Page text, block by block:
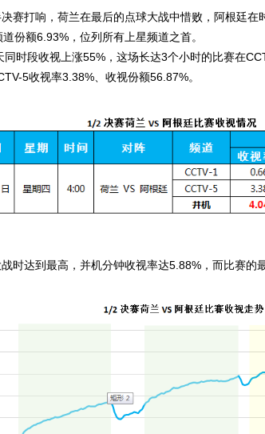
打响，荷兰在最后的点球大战中惜败，阿根廷在
份额6.93%，位列所有上星频道之首。
段收视上涨55%，这场长达3个小时的比赛在
5收视率3.38%、收视份额56.87%。
达到最高，并机分钟收视率达5.88%，而比赛的